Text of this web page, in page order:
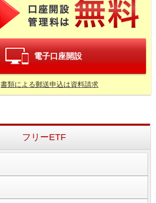
電子口座開設
書類による郵送申込は資料請求
フリーETF